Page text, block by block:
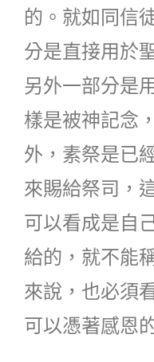
的。就如同信
分是直接用於
另外一部分是
樣是被神記念
外，素祭是已
來賜給祭司，
可以看成是自
給的，就不能
來說，也必須
可以憑著感恩